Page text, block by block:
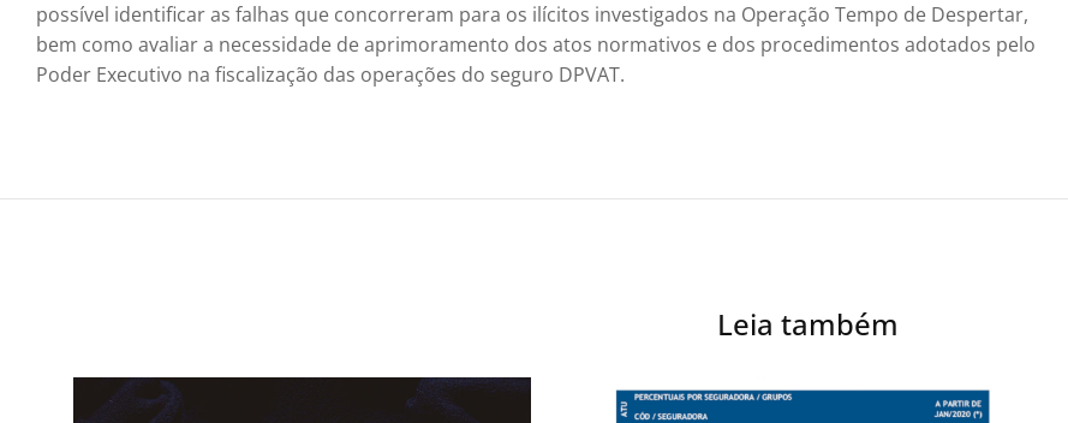
possível identificar as falhas que concorreram para os ilícitos investigados na Operação Tempo de Despertar,
bem como avaliar a necessidade de aprimoramento dos atos normativos e dos procedimentos adotados pelo
Poder Executivo na fiscalização das operações do seguro DPVAT.
Leia também